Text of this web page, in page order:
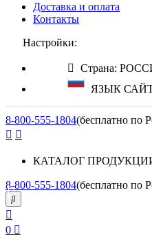
Доставка и оплата
Контакты
Настройки:
Страна:
ЯЗЫК
8-800-555-1804(бесплатно по
КАТАЛОГ
8-800-555-1804(бесплатно по
0